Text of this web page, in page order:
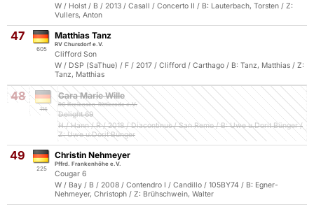
W / Holst / B / 2013 / Casall / Concerto II / B: Lauterbach, Torsten / Z:
Vullers, Anton
47
605
Matthias Tanz
RV Chursdorf e.V.
Clifford Son
W / DSP (SaThue) / F / 2017 / Clifford / Carthago / B: Tanz, Matthias / Z:
Tanz, Matthias
48
115
Cara Marie Wille
RG Kreiensen-Rittierode e.V.
Delight 69
H / Hann / R / 2018 / Diacontinus / San Remo / B: Uwe u.Dorit Bünger /
Z: Uwe u.Dorit Bünger
49
225
Christin Nehmeyer
Pffrd. Frankenhöhe e.V.
Cougar 6
W / Bay / B / 2008 / Contendro I / Candillo / 105BY74 / B: Egner-
Nehmeyer, Christoph / Z: Brühschwein, Walter